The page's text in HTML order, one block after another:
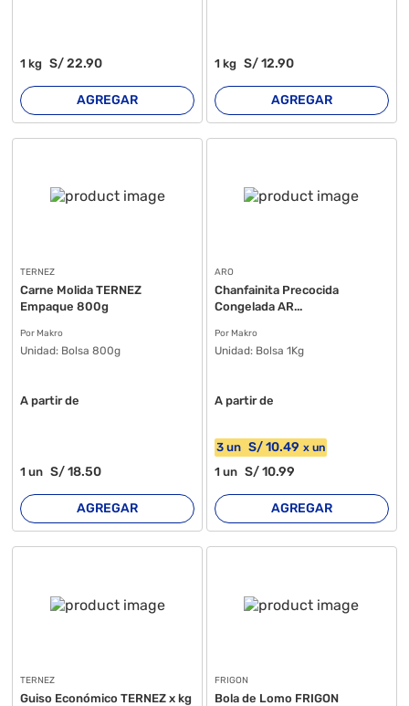
1kg S/22.90
AGREGAR
1 kg S/12.90
AGREGAR
TERNEZ
Carne Molida TERNEZ
Empaque 800g
Por Makro
Unidad: Bolsa 800g
A partir de
1un S/18.50
AGREGAR
ARO
Chanfainita Precocida
Congelada AR...
Por Makro
Unidad: Bolsa 1Kg
A partir de
3 un S/10.49 x un
1 un S/10.99
AGREGAR
TERNEZ
Guiso Económico TERNEZ x kg
FRIGON
Bola de Lomo FRIGON